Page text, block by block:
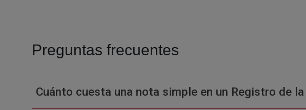
Preguntas frecuentes
Cuánto cuesta una nota simple en un Registro de la